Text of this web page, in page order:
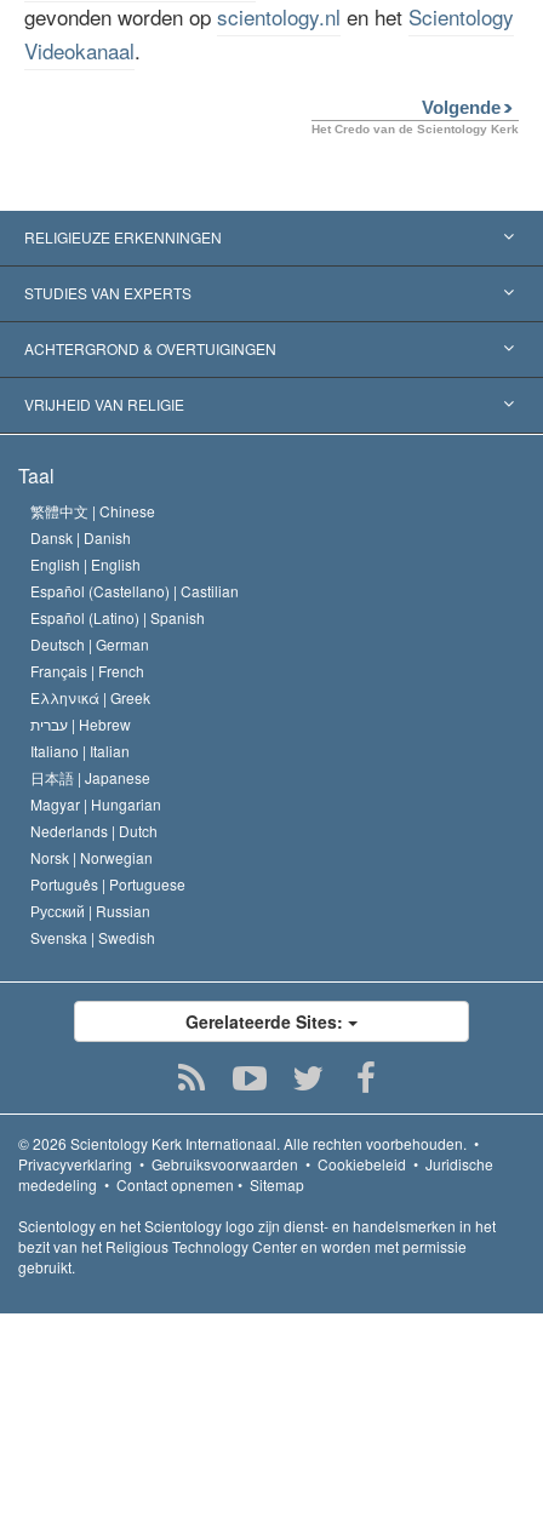
gevonden worden op scientology.nl en het Scientology
Videokanaal.
Volgende
Het Credo van de Scientology Kerk
RELIGIEUZE ERKENNINGEN
Verenigde Staten
Wereldwijde Erkenningen
Historische Beslissingen
STUDIES VAN EXPERTS
Expertises per Categorie
’s Werelds Meest Vooraanstaande Experts
ACHTERGROND & OVERTUIGINGEN
L. Ron Hubbard
Het Credo van de Scientology Kerk
De Code van een Scientoloog
David Miscavige
VRIJHEID VAN RELIGIE
Internationale Mensenrechten Standaards
Verklaring over Religie
Taal
繁體中文 | Chinese
Dansk | Danish
English | English
Español (Castellano) | Castilian
Español (Latino) | Spanish
Deutsch | German
Français | French
Ελληνικά | Greek
עברית | Hebrew
Italiano | Italian
日本語 | Japanese
Magyar | Hungarian
Nederlands | Dutch
Norsk | Norwegian
Português | Portuguese
Русский | Russian
Svenska | Swedish
Gerelateerde Sites:
© 2026 Scientology Kerk Internationaal. Alle rechten voorbehouden. •
Privacyverklaring • Gebruiksvoorwaarden • Cookiebeleid • Juridische
mededeling • Contact opnemen • Sitemap
Scientology en het Scientology logo zijn dienst- en handelsmerken in het
bezit van het Religious Technology Center en worden met permissie
gebruikt.